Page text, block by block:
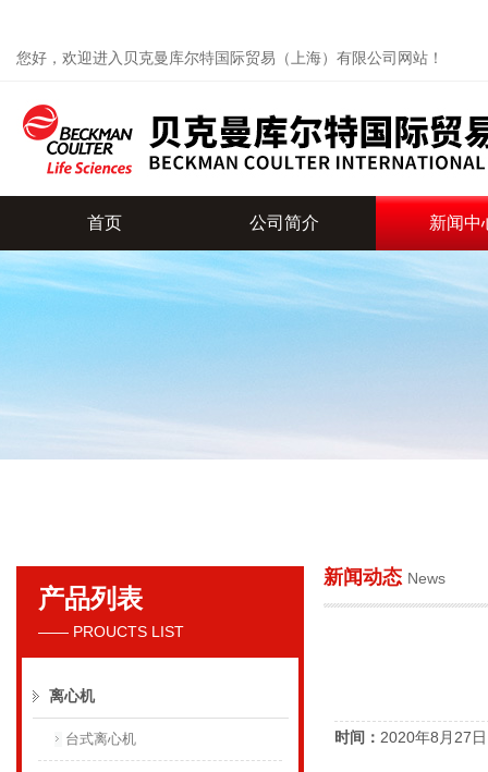
您好，欢迎进入贝克曼库尔特国际贸易（上海）有限公司网站！
贝克曼库尔特国际贸易（上海）有限公司
首页 公司简介 新闻中
产品列表
—— PROUCTS LIST
离心机
台式离心机
新闻动态 News
时间： 2020年8月27